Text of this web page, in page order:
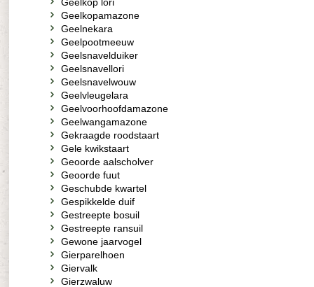
Geelkopamazone
Geelnekara
Geelpootmeeuw
Geelsnavelduiker
Geelsnavellori
Geelsnavelwouw
Geelvleugelara
Geelvoorhoofdamazone
Geelwangamazone
Gekraagde roodstaart
Gele kwikstaart
Geoorde aalscholver
Geoorde fuut
Geschubde kwartel
Gespikkelde duif
Gestreepte bosuil
Gestreepte ransuil
Gewone jaarvogel
Gierparelhoen
Giervalk
Gierzwaluw